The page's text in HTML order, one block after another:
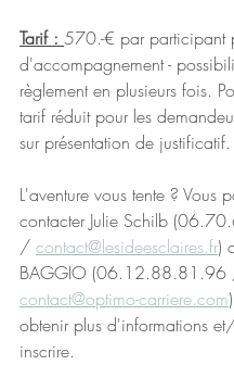
Tarif : 570.-€ par participant
d'accompagnement -
règlement en plusieurs fois.
tarif réduit pour les
sur présentation de justificatif.
L'aventure vous tente ? Vous
contacter Julie Schilb
/ contact@lesideesclaires.fr)
BAGGIO
contact@optimo-carriere.com
obtenir plus d'informations
inscrire.